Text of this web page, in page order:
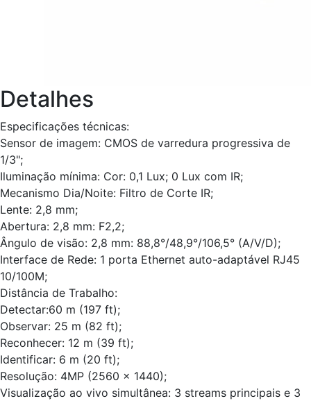
Detalhes
Especificações técnicas:
Sensor de imagem: CMOS de varredura progressiva de
1/3";
Iluminação mínima: Cor: 0,1 Lux; 0 Lux com IR;
Mecanismo Dia/Noite: Filtro de Corte IR;
Lente: 2,8 mm;
Abertura: 2,8 mm: F2,2;
Ângulo de visão: 2,8 mm: 88,8°/48,9°/106,5° (A/V/D);
Interface de Rede: 1 porta Ethernet auto-adaptável RJ45
10/100M;
Distância de Trabalho:
Detectar:60 m (197 ft);
Observar: 25 m (82 ft);
Reconhecer: 12 m (39 ft);
Identificar: 6 m (20 ft);
Resolução: 4MP (2560 × 1440);
Visualização ao vivo simultânea: 3 streams principais e 3